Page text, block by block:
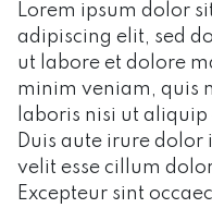
Lorem ipsum dolor
adipiscing elit, sed
ut labore et dolore
minim veniam, quis
laboris nisi ut
Duis aute irure
velit esse cillum
Excepteur sint